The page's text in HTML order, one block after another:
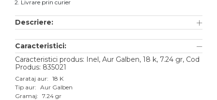
Aur alb
Aur roz
Aur mixt
2. Livrare prin curier
Descriere:
Caracteristici:
Caracteristici produs: Inel, Aur Galben, 18 k, 7.24 gr, Cod
Produs: 835021
Carataj aur: 18 K
Tip aur: Aur Galben
Gramaj: 7.24 gr